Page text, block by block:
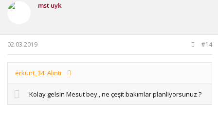
mst uyk
02.03.2019 #14
erkunt_34' Alıntı:
Kolay gelsin Mesut bey , ne çeşit bakımlar planliyorsunuz ?